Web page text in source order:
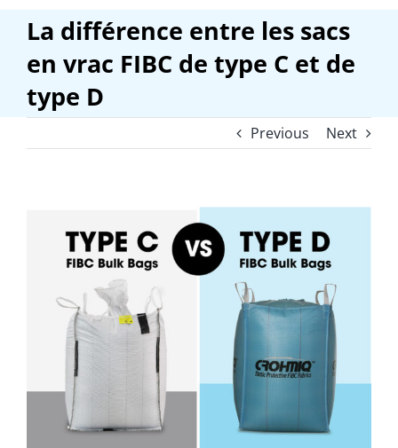
La différence entre les sacs
en vrac FIBC de type C et de
type D
Previous Next
Larger